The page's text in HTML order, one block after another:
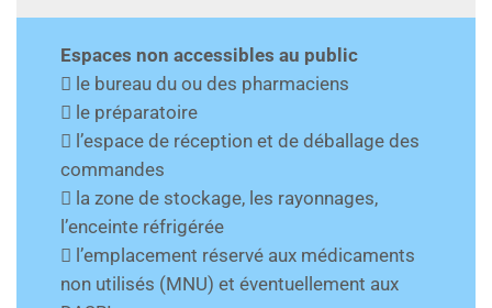
Espaces non accessibles au public
 le bureau du ou des pharmaciens
 le préparatoire
 l’espace de réception et de déballage des
commandes
 la zone de stockage, les rayonnages,
l’enceinte réfrigérée
 l’emplacement réservé aux médicaments
non utilisés (MNU) et éventuellement aux